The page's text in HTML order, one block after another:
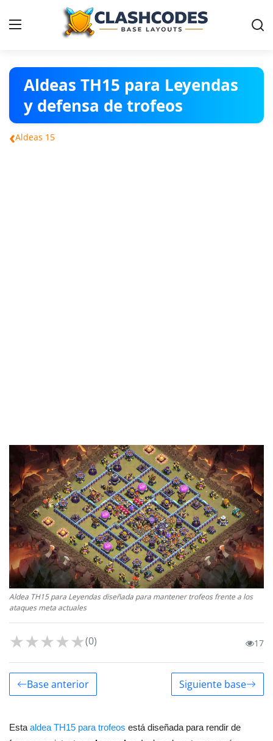
Contact
Aldeas
Español
Aldeas TH15 para Leyendas
y defensa de trofeos
‹Aldeas 15
Aldea TH15 para Leyendas diseñada para mantener trofeos frente a los
ataques meta actuales
★★★★★(0) 17
Base anterior Siguiente base
Esta aldea TH15 para trofeos está diseñada para rendir de